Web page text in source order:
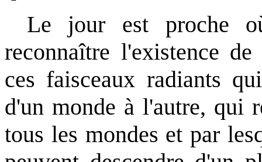
Le jour est proche
reconnaître l'existence
ces faisceaux radiants
d'un monde à l'autre, qui
tous les mondes et par